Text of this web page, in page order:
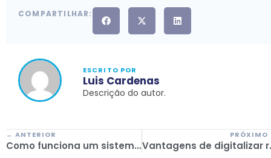
COMPARTILHAR:
ESCRITO POR
Luis Cardenas
Descrição do autor.
← ANTERIOR
Como funciona um sistema de reservas de viagens? Vantagens